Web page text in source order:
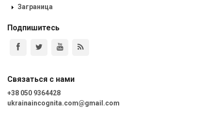
Заграница
Подпишитесь
Связаться с нами
+38 050 9364428
ukrainaincognita.com@gmail.com